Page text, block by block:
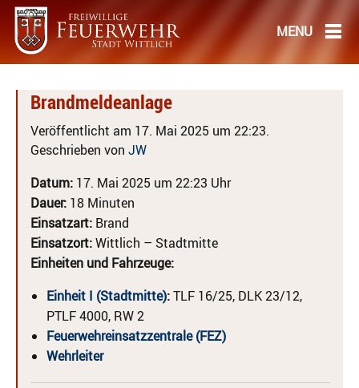
Brandmeldeanlage
Veröffentlicht am 17. Mai 2025 um 22:23.
Geschrieben von JW
Datum: 17. Mai 2025 um 22:23 Uhr
Dauer: 18 Minuten
Einsatzart: Brand
Einsatzort:Wittlich – Stadtmitte
Einheiten und Fahrzeuge:
Einheit I (Stadtmitte):TLF 16/25, DLK 23/12,
PTLF 4000, RW 2
Feuerwehreinsatzzentrale (FEZ)
Wehrleiter